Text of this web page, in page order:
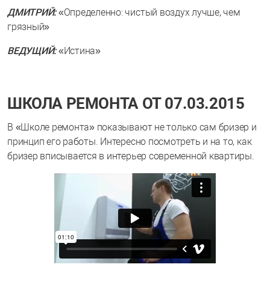
ДМИТРИЙ: «Определенно: чистый воздух лучше, чем
грязный»
ВЕДУЩИЙ: «Истина»
ШКОЛА РЕМОНТА ОТ 07.03.2015
В «Школе ремонта» показывают не только сам бризер и
принцип его работы. Интересно посмотреть и на то, как
бризер вписывается в интерьер современной квартиры.